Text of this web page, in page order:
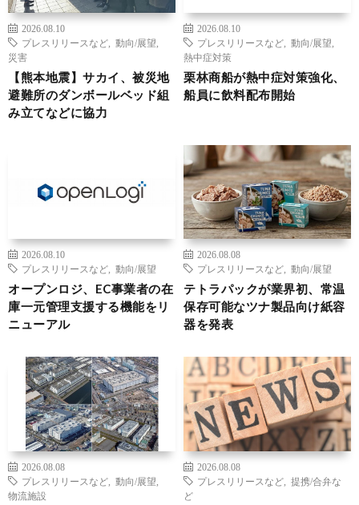
2026.08.10
プレスリリースなど
動向/展望
災害
【熊本地震】サカイ、被災地
避難所のダンボールベッド組
み立てなどに協力
2026.08.10
プレスリリースなど
動向/展望
熱中症対策
栗林商船が熱中症対策強化、
船員に飲料配布開始
2026.08.10
プレスリリースなど
動向/展望
オープンロジ、EC事業者の在
庫一元管理支援する機能をリ
ニューアル
2026.08.08
プレスリリースなど
動向/展望
テトラパックが業界初、常温
保存可能なツナ製品向け紙容
器を発表
2026.08.08
プレスリリースなど
動向/展望
物流施設
2026.08.08
プレスリリースなど
提携/合弁な
ど